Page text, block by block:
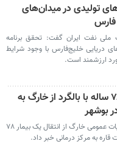
تولیدی در میدان‌های
فارس
ملی نفت ایران گفت: تحقق برنامه
دریایی خلیج‌فارس با وجود شرایط
ارزشمند است.
اعزام بیمار ۷۸ ساله با بالگرد از خارگ به
بوشهر
خارگ- مدیر عملیات عمومی خارگ از انتقال یک بیمار ۷۸
قاره به مرکز درمانی خبر داد.